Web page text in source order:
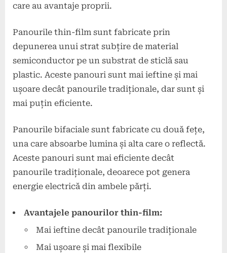
care au avantaje proprii.
Panourile thin-film sunt fabricate prin
depunerea unui strat subțire de material
semiconductor pe un substrat de sticlă sau
plastic. Aceste panouri sunt mai ieftine și mai
ușoare decât panourile tradiționale, dar sunt și
mai puțin eficiente.
Panourile bifaciale sunt fabricate cu două fețe,
una care absoarbe lumina și alta care o reflectă.
Aceste panouri sunt mai eficiente decât
panourile tradiționale, deoarece pot genera
energie electrică din ambele părți.
Avantajele panourilor thin-film:
Mai ieftine decât panourile tradiționale
Mai ușoare și mai flexibile